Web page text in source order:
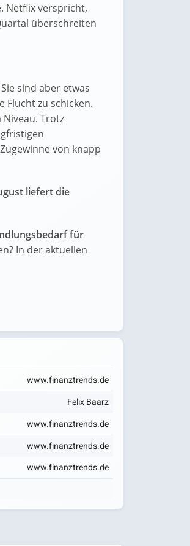
Netflix verspricht,
überschreiten
sind aber etwas
Flucht zu schicken.
Trotz
von knapp
liefert die
für
In der aktuellen
www.finanztrends.de
Felix Baarz
www.finanztrends.de
www.finanztrends.de
www.finanztrends.de